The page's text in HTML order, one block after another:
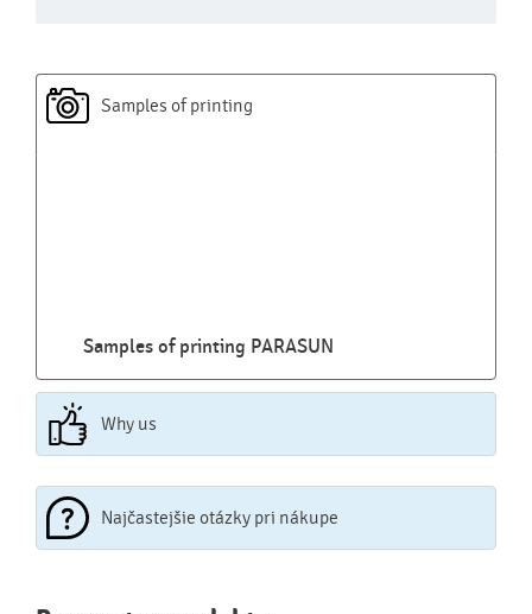
Samples of printing
Samples of printing PARASUN
Why us
Najčastejšie otázky pri nákupe
Najčastejšie otázky pri nákupe